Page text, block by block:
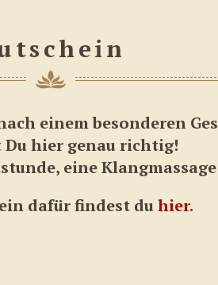
einem besonderen
hier genau richtig!
eine
dafür findest duhier.